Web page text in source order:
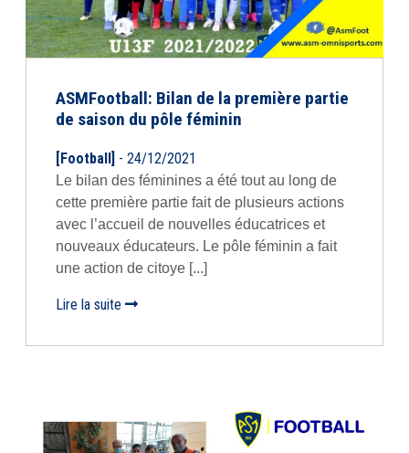
ASMFootball: Bilan de la première partie
de saison du pôle féminin
[Football] - 24/12/2021
Le bilan des féminines a été tout au long de
cette première partie fait de plusieurs actions
avec l’accueil de nouvelles éducatrices et
nouveaux éducateurs. Le pôle féminin a fait
une action de citoye [...]
Lire la suite